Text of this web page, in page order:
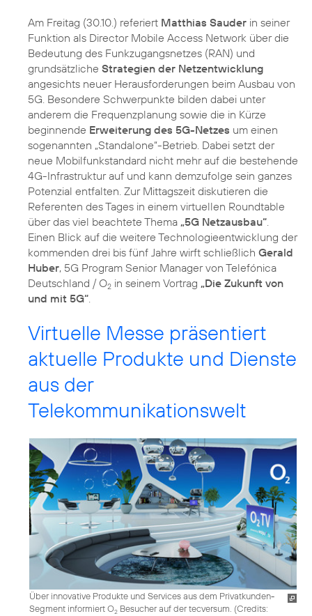
Am Freitag (30.10.) referiert Matthias Sauder in seiner
Funktion als Director Mobile Access Network über die
Bedeutung des Funkzugangsnetzes (RAN) und
grundsätzliche Strategien der Netzentwicklung
angesichts neuer Herausforderungen beim Ausbau von
5G. Besondere Schwerpunkte bilden dabei unter
anderem die Frequenzplanung sowie die in Kürze
beginnende Erweiterung des 5G-Netzes um einen
sogenannten „Standalone“-Betrieb. Dabei setzt der
neue Mobilfunkstandard nicht mehr auf die bestehende
4G-Infrastruktur auf und kann demzufolge sein ganzes
Potenzial entfalten. Zur Mittagszeit diskutieren die
Referenten des Tages in einem virtuellen Roundtable
über das viel beachtete Thema „5G Netzausbau“.
Einen Blick auf die weitere Technologieentwicklung der
kommenden drei bis fünf Jahre wirft schließlich Gerald
Huber, 5G Program Senior Manager von Telefónica
Deutschland / O2 in seinem Vortrag „Die Zukunft von
und mit 5G“.
Virtuelle Messe präsentiert
aktuelle Produkte und Dienste
aus der
Telekommunikationswelt
Über innovative Produkte und Services aus dem Privatkunden-
Segment informiert O2 Besucher auf der tecversum. (Credits: